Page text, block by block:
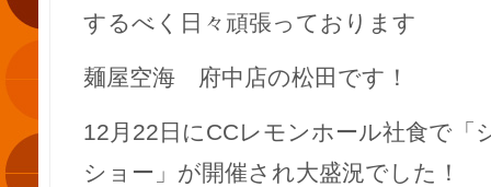
するべく日々頑張っております
麺屋空海 府中店の松田です！
12月22日にCCレモンホール社食で「
ショー」が開催され大盛況でした！